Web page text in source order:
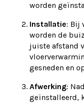
worden
Installatie: Bij
worden de
juiste afstand
gesneden en
Afwerking:
geïnstalleerd,